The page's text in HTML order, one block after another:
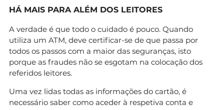
HÁ MAIS PARA ALÉM DOS LEITORES
A verdade é que todo o cuidado é pouco. Quando
utiliza um ATM, deve certificar-se de que passa por
todos os passos com a maior das seguranças, isto
porque as fraudes não se esgotam na colocação dos
referidos leitores.
Uma vez lidas todas as informações do cartão, é
necessário saber como aceder à respetiva conta e